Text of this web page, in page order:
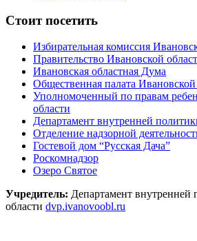
Стоит посетить
Избирательная комиссия
Правительство Ивановской
Ивановская областная Дума
Общественная палата Ивановской
Уполномоченный по правам
области
Департамент внутренней
Отделение надзорной
Гостевой дом “Русская Дача”
Роскомнадзор
Озеро Святое
Учредитель: Департамент внутренней
области dvp.ivanovoobl.ru